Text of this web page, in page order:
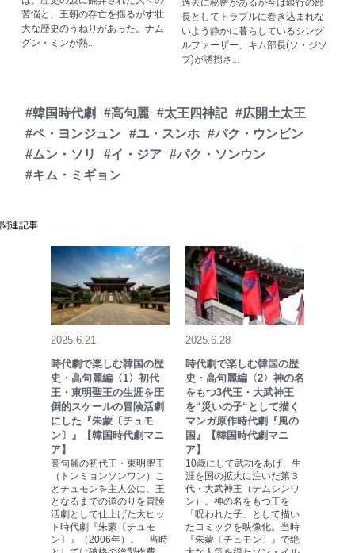
苦悩と、王朝の存亡を揺るがす壮
大な歴史のうねりがあった。ナム
グン・ミンが熱...
過去に秘密があるが今は銀行の部
長としてトラブルに巻き込まれな
いよう静かに暮らしているシング
ルファーザー、キム部長(ソ・ジソ
ブ)が誘拐さ...
#韓国時代劇 #高句麗 #太王四神記 #広開土太王
#ペ・ヨンジュン #ユ・スンホ #パク・ウンビン
#ムン・ソリ
#イ・ジア #パク・ソンウン
#キム・ミギョン
関連記事
2025.6.21
時代劇で楽しむ韓国の歴
史・高句麗編〈1〉初代
王・東明聖王の生涯を圧
倒的スケールの冒険活劇
にした『朱蒙〔チュモ
ン〕』【韓国時代劇マニ
ア】
高句麗の初代王・東明聖王
（トンミョンソンワン）こ
とチュモンを主人公に、王
となるまでの道のりを冒険
活劇として仕上げた大ヒッ
ト時代劇『朱蒙〔チュモ
ン〕』（2006年）。 当時
2025.6.28
時代劇で楽しむ韓国の歴
史・高句麗編〈2〉神の名
をもつ3代王・大武神王
を“災いの子“として描く
マンガ原作時代劇『風の
国』【韓国時代劇マニ
ア】
10歳にして武功をあげ、生
涯を国の拡大に注いだ第３
代・大武神王（テムシンワ
ン）。神の名をもつ王を
「呪われた子」として描い
たコミックを映像化。当時
『朱蒙〔チュモン〕』で絶